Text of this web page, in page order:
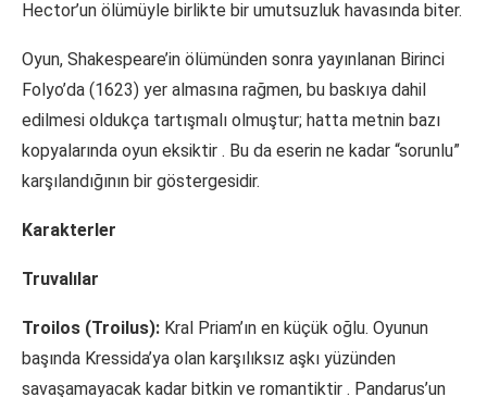
Hector’un ölümüyle birlikte bir umutsuzluk havasında biter.
Oyun, Shakespeare’in ölümünden sonra yayınlanan Birinci
Folyo’da (1623) yer almasına rağmen, bu baskıya dahil
edilmesi oldukça tartışmalı olmuştur; hatta metnin bazı
kopyalarında oyun eksiktir . Bu da eserin ne kadar “sorunlu”
karşılandığının bir göstergesidir.
Karakterler
Truvalılar
Troilos (Troilus): Kral Priam’ın en küçük oğlu. Oyunun
başında Kressida’ya olan karşılıksız aşkı yüzünden
savaşamayacak kadar bitkin ve romantiktir . Pandarus’un